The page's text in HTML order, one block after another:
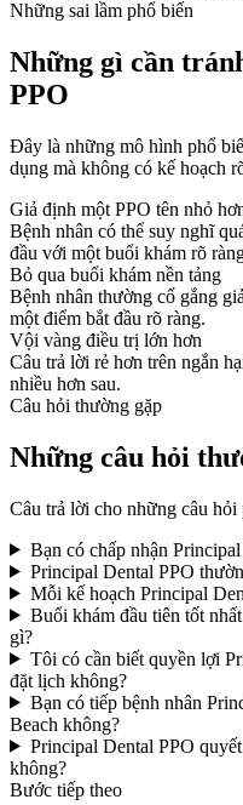
Những sai lầm phổ biến
Những gì cần
PPO
Đây là những mô hình phổ
dụng mà không có kế hoạch
Giả định một PPO tên nhỏ
Bệnh nhân có thể suy nghĩ
đầu với một buổi khám rõ
Bỏ qua buổi khám nền tảng
Bệnh nhân thường cố gắng
một điểm bắt đầu rõ ràng.
Vội vàng điều trị lớn hơn
Câu trả lời rẻ hơn trên ngắn
nhiều hơn sau.
Câu hỏi thường gặp
Những câu hỏi
Câu trả lời cho những câu
Bạn có chấp nhận
Principal Dental PPO
Mỗi kế hoạch Principal
Buổi khám đầu tiên tốt
gì?
Tôi có cần biết quyền lợi
đặt lịch không?
Bạn có tiếp bệnh nhân
Beach không?
Principal Dental PPO
không?
Bước tiếp theo